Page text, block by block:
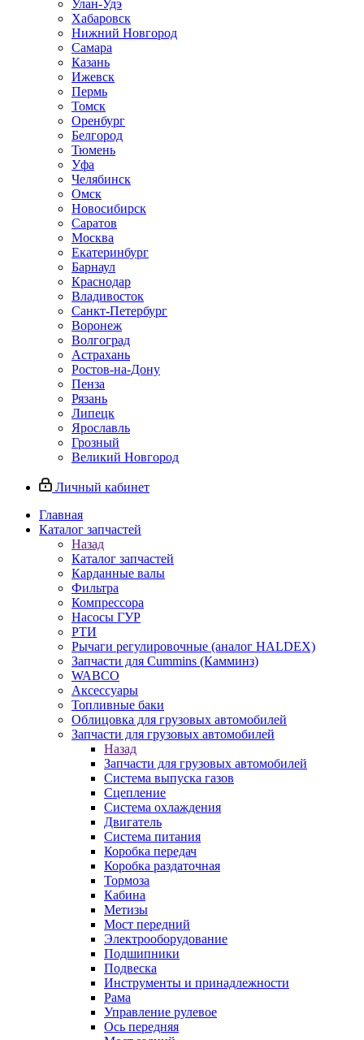
Улан-Удэ
Хабаровск
Нижний Новгород
Самара
Казань
Ижевск
Пермь
Томск
Оренбург
Белгород
Тюмень
Уфа
Челябинск
Омск
Новосибирск
Саратов
Москва
Екатеринбург
Барнаул
Краснодар
Владивосток
Санкт-Петербург
Воронеж
Волгоград
Астрахань
Ростов-на-Дону
Пенза
Рязань
Липецк
Ярославль
Грозный
Великий Новгород
Личный кабинет
Главная
Каталог запчастей
Назад
Каталог запчастей
Карданные валы
Фильтра
Компрессора
Насосы ГУР
РТИ
Рычаги регулировочные (аналог HALDEX)
Запчасти для Cummins (Камминз)
WABCO
Аксессуары
Топливные баки
Облицовка для грузовых автомобилей
Запчасти для грузовых автомобилей
Назад
Запчасти для грузовых автомобилей
Система выпуска газов
Сцепление
Система охлаждения
Двигатель
Система питания
Коробка передач
Коробка раздаточная
Тормоза
Кабина
Метизы
Мост передний
Электрооборудование
Подшипники
Подвеска
Инструменты и принадлежности
Рама
Управление рулевое
Ось передняя